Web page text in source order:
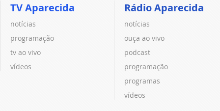
TV Aparecida
notícias
programação
tv ao vivo
vídeos
Rádio Aparecida
notícias
ouça ao vivo
podcast
programação
programas
vídeos